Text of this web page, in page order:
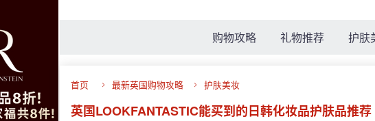
购物攻略 礼物推荐 护肤
首页 最新英国购物攻略 护肤美妆
英国LOOKFANTASTIC能买到的日韩化妆品护肤品推荐